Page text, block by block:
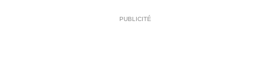
PUBLICITÉ